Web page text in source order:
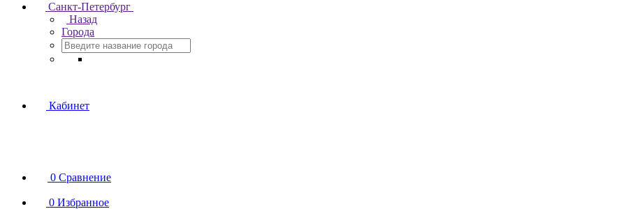
Санкт-Петербург
Назад
Города
Кабинет
0 Сравнение
0 Избранное